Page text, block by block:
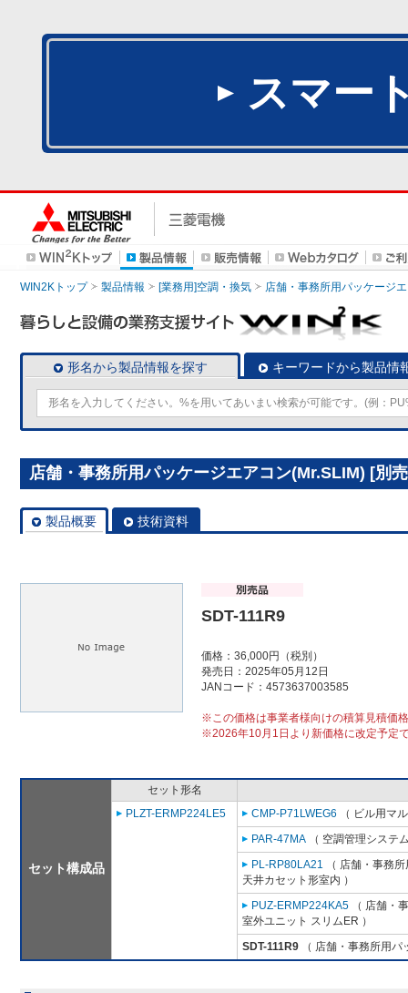
スマー
WIN2Kトップ 製品情報 [業務用]空調・換気 店舗・事務所用パッケージ
形名から製品情報を探す キーワードから製品情
店舗・事務所用パッケージエアコン(Mr.SLIM) [別
製品概要 技術資料
SDT-111R9
価格：36,000円（税別）
発売日：2025年05月12日
JANコード：4573637003585
※この価格は事業者様向けの積算見積価
※2026年10月1日より新価格に改定予定
セット構成品
セット形名
PLZT-ERMP224LE5
CMP-P71LWEG6 （ ビル用マ
PAR-47MA （ 空調管理システ
PL-RP80LA21 （ 店舗・事務
天井カセット形室内 ）
PUZ-ERMP224KA5 （ 店舗・
室外ユニット スリムER ）
SDT-111R9 （ 店舗・事務所用